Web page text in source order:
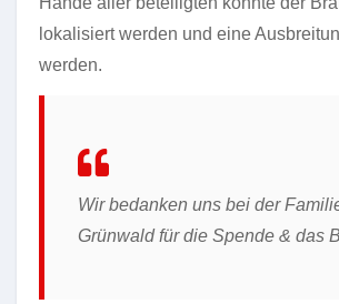
lokalisiert werden und eine
werden.
Wir bedanken uns bei der
Grünwald für die Spende & das